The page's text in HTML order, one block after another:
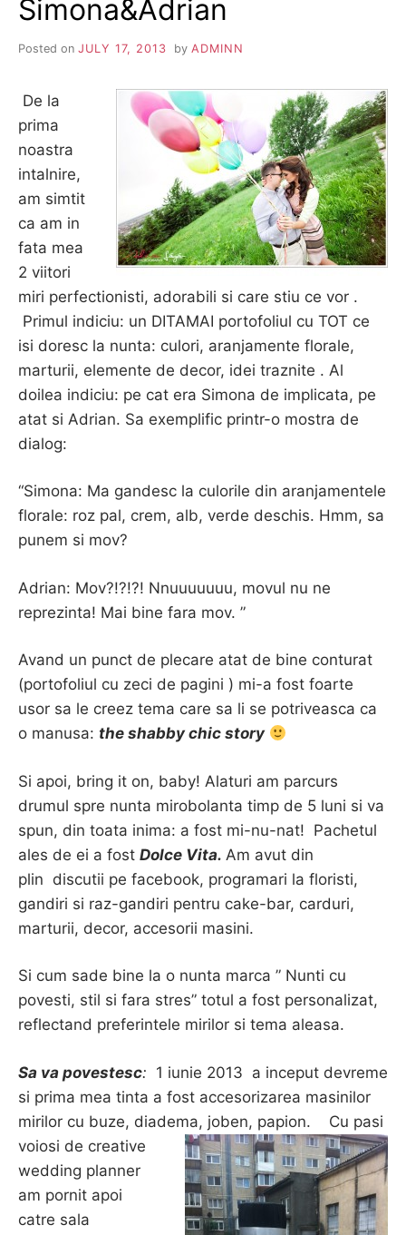
Simona&Adrian
Posted on JULY 17, 2013 by ADMINN
De la
prima
noastra
intalnire,
am simtit
ca am in
fata mea
2 viitori
miri perfectionisti, adorabili si care stiu ce vor .
Primul indiciu: un DITAMAI portofoliul cu TOT ce
isi doresc la nunta: culori, aranjamente florale,
marturii, elemente de decor, idei traznite . Al
doilea indiciu: pe cat era Simona de implicata, pe
atat si Adrian. Sa exemplific printr-o mostra de
dialog:
“Simona: Ma gandesc la culorile din aranjamentele
florale: roz pal, crem, alb, verde deschis. Hmm, sa
punem si mov?
Adrian: Mov?!?!?! Nnuuuuuuu, movul nu ne
reprezinta! Mai bine fara mov. ”
Avand un punct de plecare atat de bine conturat
(portofoliul cu zeci de pagini ) mi-a fost foarte
usor sa le creez tema care sa li se potriveasca ca
o manusa: the shabby chic story
Si apoi, bring it on, baby! Alaturi am parcurs
drumul spre nunta mirobolanta timp de 5 luni si va
spun, din toata inima: a fost mi-nu-nat! Pachetul
ales de ei a fost Dolce Vita. Am avut din
plin discutii pe facebook, programari la floristi,
gandiri si raz-gandiri pentru cake-bar, carduri,
marturii, decor, accesorii masini.
Si cum sade bine la o nunta marca ” Nunti cu
povesti, stil si fara stres” totul a fost personalizat,
reflectand preferintele mirilor si tema aleasa.
Sa va povestesc: 1 iunie 2013 a inceput devreme
si prima mea tinta a fost accesorizarea masinilor
mirilor cu buze, diadema, joben, papion.
Cu pasi
voiosi de creative
wedding planner
am pornit apoi
catre sala